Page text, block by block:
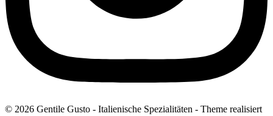
© 2026 Gentile Gusto - Italienische Spezialitäten - Theme realisiert